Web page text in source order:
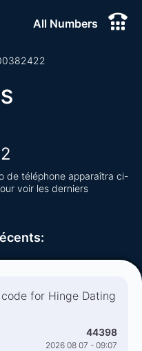
All Numbers
de téléphone apparaîtra ci-
voir les derniers
:
for Hinge Dating
44398
2026 08 07 - 09:07